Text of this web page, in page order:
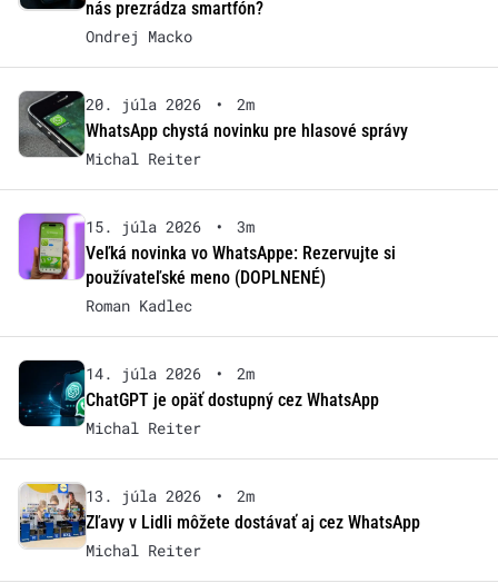
nás prezrádza smartfón?
Ondrej Macko
20. júla 2026 •
2m
WhatsApp chystá novinku pre hlasové správy
Michal Reiter
15. júla 2026 •
3m
Veľká novinka vo WhatsAppe: Rezervujte si
používateľské meno (DOPLNENÉ)
Roman Kadlec
14. júla 2026 •
2m
ChatGPT je opäť dostupný cez WhatsApp
Michal Reiter
13. júla 2026 •
2m
Zľavy v Lidli môžete dostávať aj cez WhatsApp
Michal Reiter